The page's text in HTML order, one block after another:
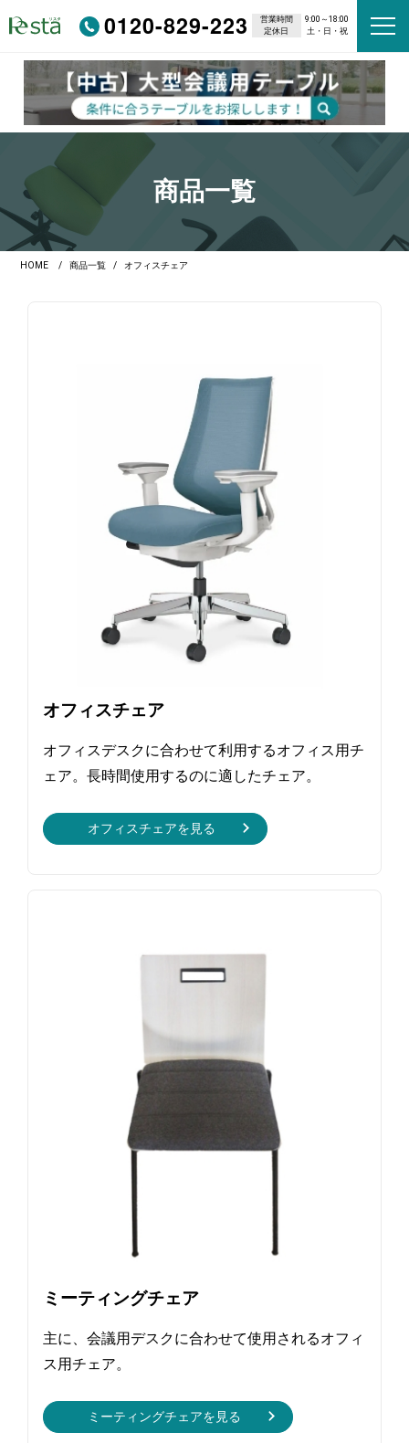
0120-829-223 営業時間
9:00～18:00
定休日
土・日・祝
商品一覧
HOME 商品一覧 オフィスチェア
オフィスチェア
オフィスデスクに合わせて利用するオフィス用チ
ェア。長時間使用するのに適したチェア。
オフィスチェアを見る
ミーティングチェア
主に、会議用デスクに合わせて使用されるオフィ
ス用チェア。
ミーティングチェアを見る